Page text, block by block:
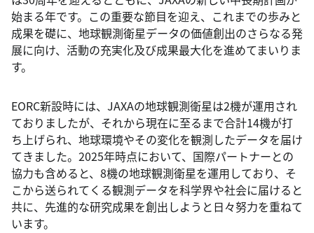
始まる年です。この重要な節目を迎え、これまでの歩みと
成果を礎に、地球観測衛星データの価値創出のさらなる発
展に向け、活動の充実化及び成果最大化を進めてまいりま
す。
EORC新設時には、JAXAの地球観測衛星は2機が運用され
ておりましたが、それから現在に至るまで合計14機が打
ち上げられ、地球環境やその変化を観測したデータを届け
てきました。2025年時点において、国際パートナーとの
協力も含めると、8機の地球観測衛星を運用しており、そ
こから送られてくる観測データを科学界や社会に届けると
共に、先進的な研究成果を創出しようと日々努力を重ねて
います。